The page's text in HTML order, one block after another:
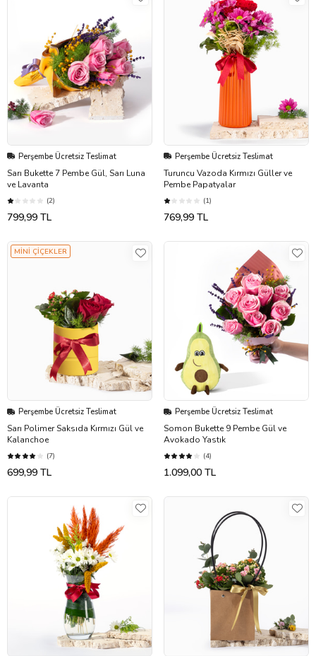
Perşembe Ücretsiz Teslimat
Sarı Bukette 7 Pembe Gül, Sarı Luna
ve Lavanta
(2)
799,99 TL
Perşembe Ücretsiz Teslimat
Turuncu Vazoda Kırmızı Güller ve
Pembe Papatyalar
(1)
769,99 TL
MİNİ ÇİÇEKLER
Perşembe Ücretsiz Teslimat
Sarı Polimer Saksıda Kırmızı Gül ve
Kalanchoe
(7)
699,99 TL
Perşembe Ücretsiz Teslimat
Somon Bukette 9 Pembe Gül ve
Avokado Yastık
(4)
1.099,00 TL